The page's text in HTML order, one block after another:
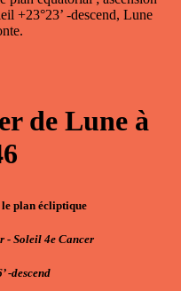
+23°23’ -descend, Lune
de Lune à
plan écliptique
- Soleil 4e Cancer
-descend